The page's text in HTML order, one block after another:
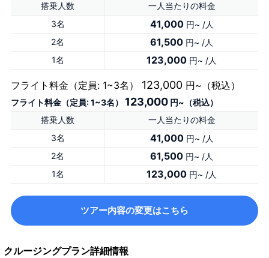
搭乗人数
一人当たりの料金
3名
41,000円~ /人
2名
61,500 円~ /人
1名
123,000 円~ /人
フライト料金（定員: 1~3名） 123,000 円~（税込）
フライト料金（定員: 1~3名） 123,000 円~（税込）
搭乗人数
一人当たりの料金
3名
41,000円~ /人
2名
61,500 円~ /人
1名
123,000 円~ /人
ツアー内容の変更はこちら
クルージングプラン詳細情報